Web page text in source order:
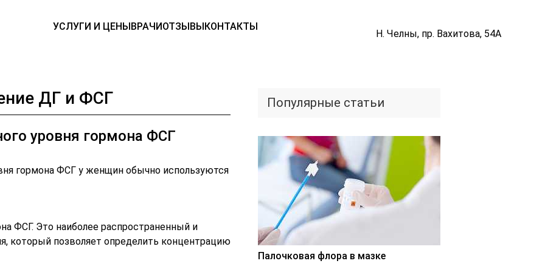
УСЛУГИ И ЦЕНЫВРАЧИОТЗЫВЫКОНТАКТЫ
Н. Челны, пр. Вахитова, 54А
ДГ и ФСГ
уровня гормона ФСГ
гормона ФСГ у женщин обычно используются
ФСГ. Это наиболее распространенный и
который позволяет определить концентрацию
Популярные статьи
Палочковая флора в мазке